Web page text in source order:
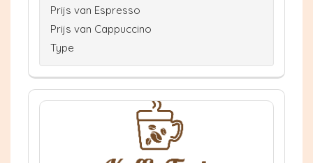
Prijs van Espresso
Prijs van Cappuccino
Type